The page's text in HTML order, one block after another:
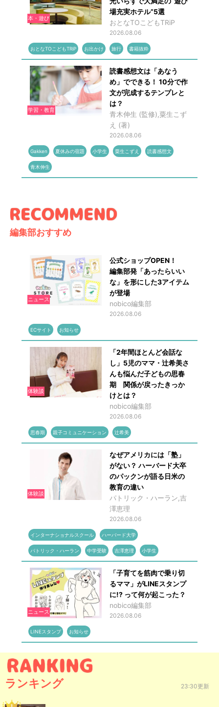
本・遊び
場充実ホテル”5選
おとなTOこどもTRiP
2026.08.06
おとなTOこどもTRiP お出かけ 旅行 書籍抜粋
学習・教育
読書感想文は「あなう
め」でできる！ 10分で作
文が完成するテンプレと
は？
青木伸生 (監修),粟生こず
え (著)
2026.08.06
Gakken 夏休みの宿題 小学生 粟生こずえ 読書感想文
青木伸生
編集部おすすめ
ニュース
公式ショップOPEN！
編集部発「あったらいい
な」を形にした3アイテム
が登場
nobico編集部
2026.08.06
ECサイト お知らせ
体験談
「2年間ほとんど会話な
し」5児のママ・辻希美さ
んも悩んだ子どもの思春
期 関係が戻ったきっか
けとは？
nobico編集部
2026.08.06
思春期 親子コミュニケーション 辻希美
体験談
なぜアメリカには「塾」
がない？ ハーバード大卒
のパックンが語る日米の
教育の違い
パトリック・ハーラン,吉
澤恵理
2026.08.06
インターナショナルスクール ハーバード大学
パトリック・ハーラン 中学受験 吉澤恵理 小学生
ニュース
「子育てを筋肉で乗り切
るママ」がLINEスタンプ
に!? って何が起こった？
nobico編集部
2026.08.06
LINEスタンプ お知らせ
ランキング 23:30更新